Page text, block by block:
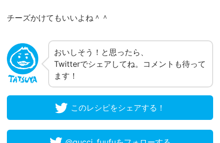
チーズかけてもいいよね＾＾
おいしそう！と思ったら、
Twitterでシェアしてね。コメントも待って
ます！
このレシピをシェアする！